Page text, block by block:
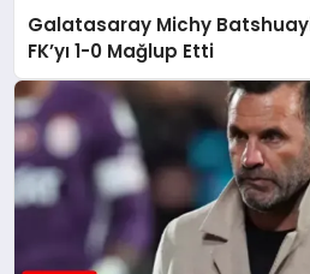
Galatasaray Michy
FK’yı 1-0 Mağlup Etti